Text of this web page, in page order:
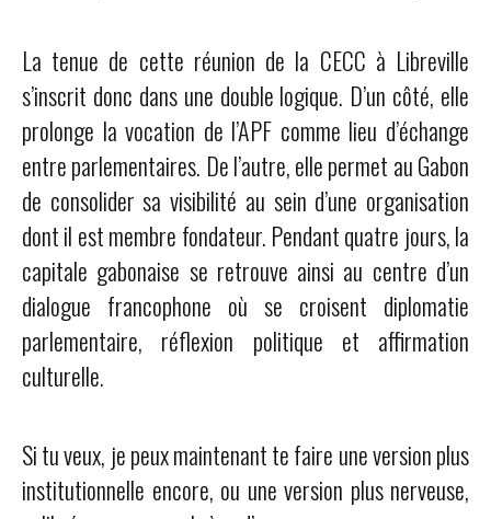
La tenue de cette réunion de la CECC à Libreville
s’inscrit donc dans une double logique. D’un côté, elle
prolonge la vocation de l’APF comme lieu d’échange
entre parlementaires. De l’autre, elle permet au Gabon
de consolider sa visibilité au sein d’une organisation
dont il est membre fondateur. Pendant quatre jours, la
capitale gabonaise se retrouve ainsi au centre d’un
dialogue francophone où se croisent diplomatie
parlementaire, réflexion politique et affirmation
culturelle.
Si tu veux, je peux maintenant te faire une version plus
institutionnelle encore, ou une version plus nerveuse,